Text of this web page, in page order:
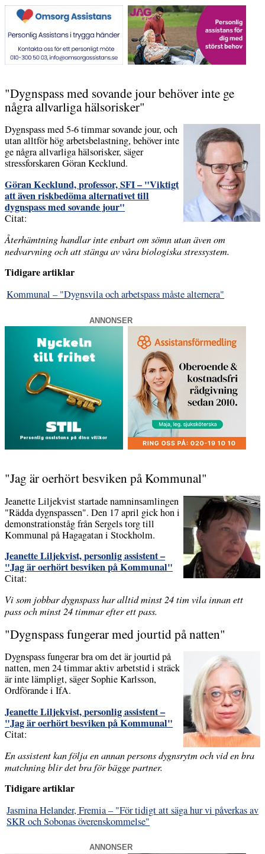
"Dygnspass med sovande jour behöver inte ge
några allvarliga hälsorisker"
Dygnspass med 5-6 timmar sovande jour, och
utan alltför hög arbetsbelastning, behöver inte
ge några allvarliga hälsorisker, säger
stressforskaren Göran Kecklund.
Göran Kecklund, professor, SFI – "Viktigt
att även riskbedöma alternativet till
dygnspass med sovande jour"
Citat:
Återhämtning handlar inte enbart om sömn utan även om
nedvarvning och att stänga av våra biologiska stressystem.
Tidigare artiklar
Kommunal – "Dygnsvila och arbetspass måste alternera"
ANNONSER
"Jag är oerhört besviken på Kommunal"
Jeanette Liljekvist startade namninsamlingen
"Rädda dygnspassen". Den 17 april gick hon i
demonstrationståg från Sergels torg till
Kommunal på Hagagatan i Stockholm.
Jeanette Liljekvist, personlig assistent –
"Jag är oerhört besviken på Kommunal"
Citat:
Vi som jobbar dygnspass har alltid minst 24 tim vila innan ett
pass och minst 24 timmar efter ett pass.
"Dygnspass fungerar med jourtid på natten"
Dygnspass fungerar bra om det är jourtid på
natten, men 24 timmar aktiv arbetstid i sträck
är inte lämpligt, säger Sophie Karlsson,
Ordförande i IfA.
Jeanette Liljekvist, personlig assistent –
"Jag är oerhört besviken på Kommunal"
Citat:
En assistent kan följa en annan persons dygnsrytm och vid en bra
matchning blir det bra för bägge partner.
Tidigare artiklar
Jasmina Helander, Fremia – "För tidigt att säga hur vi påverkas av
SKR och Sobonas överenskommelse"
ANNONSER